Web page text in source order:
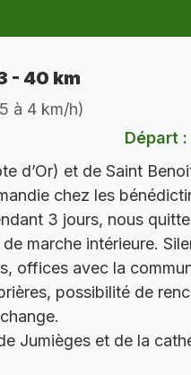
- 40 km
à 4 km/h)
Départ
d’Or) et de Saint
chez les
3 jours, nous
marche intérieure.
offices avec la
possibilité de
Jumièges et de la